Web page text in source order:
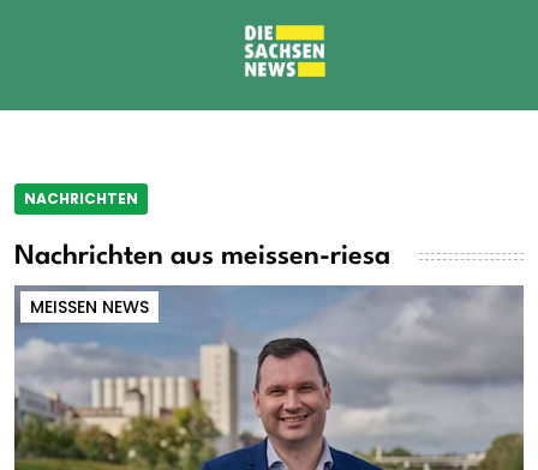
NACHRICHTEN
Nachrichten aus meissen-riesa
MEISSEN NEWS